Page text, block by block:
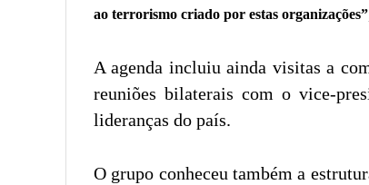
ao terrorismo criado por estas organizações”
A agenda incluiu ainda visitas a
reuniões bilaterais com o vice-
lideranças do país.
O grupo conheceu também a